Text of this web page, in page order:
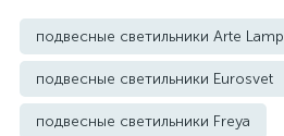
подвесные светильники Arte Lamp
подвесные светильники Eurosvet
подвесные светильники Freya